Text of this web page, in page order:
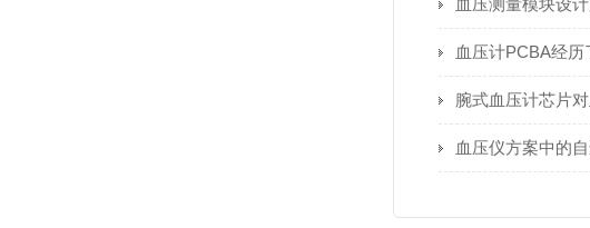
血压计PCBA经历
腕式血压计芯片
血压仪方案中的